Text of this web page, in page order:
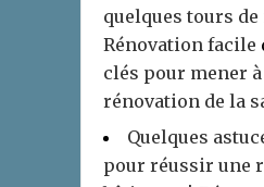
quelques tours de
Rénovation facile
clés pour mener
rénovation de la
Quelques
pour réussir une